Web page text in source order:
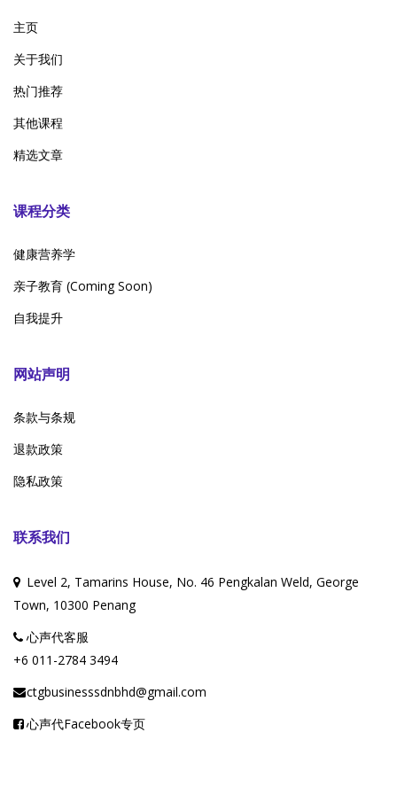
主页
关于我们
热门推荐
其他课程
精选文章
课程分类
健康营养学
亲子教育 (Coming Soon)
自我提升
网站声明
条款与条规
退款政策
隐私政策
联系我们
Level 2, Tamarins House, No. 46 Pengkalan Weld, George
Town, 10300 Penang
心声代客服
+6 011-2784 3494
ctgbusinesssdnbhd@gmail.com
心声代Facebook专页